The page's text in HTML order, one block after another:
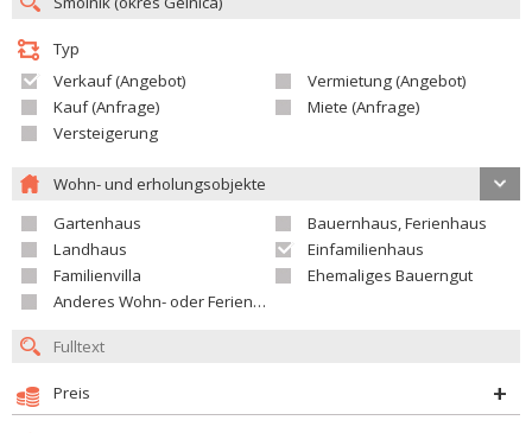
Typ
Verkauf (Angebot)
Vermietung (Angebot)
Kauf (Anfrage)
Miete (Anfrage)
Versteigerung
Wohn- und erholungsobjekte
Gartenhaus
Bauernhaus, Ferienhaus
Landhaus
Einfamilienhaus
Familienvilla
Ehemaliges Bauerngut
Anderes Wohn- oder Ferienobjekt
Preis